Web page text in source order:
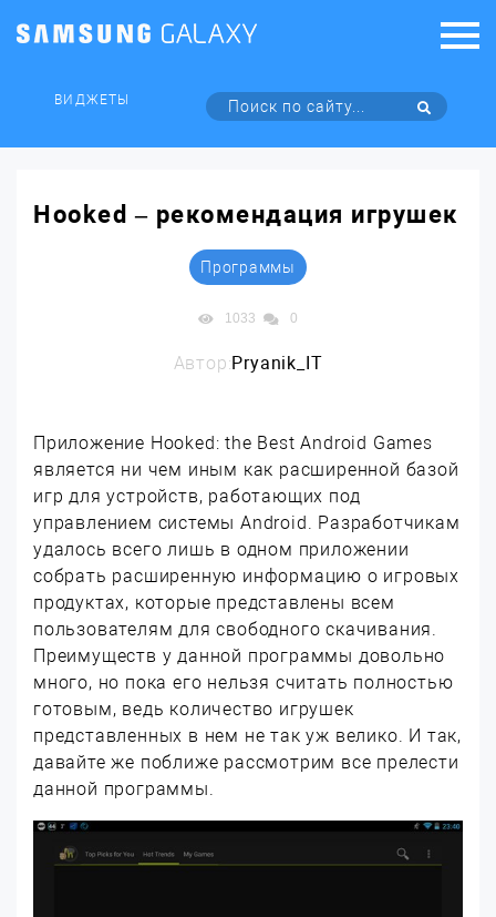
ВИДЖЕТЫ
Hooked – рекомендация игрушек
Программы
1033 0
Автор:Pryanik_IT
Приложение Hooked: the Best Android Games
является ни чем иным как расширенной базой
игр для устройств, работающих под
управлением системы Android. Разработчикам
удалось всего лишь в одном приложении
собрать расширенную информацию о игровых
продуктах, которые представлены всем
пользователям для свободного скачивания.
Преимуществ у данной программы довольно
много, но пока его нельзя считать полностью
готовым, ведь количество игрушек
представленных в нем не так уж велико. И так,
давайте же поближе рассмотрим все прелести
данной программы.